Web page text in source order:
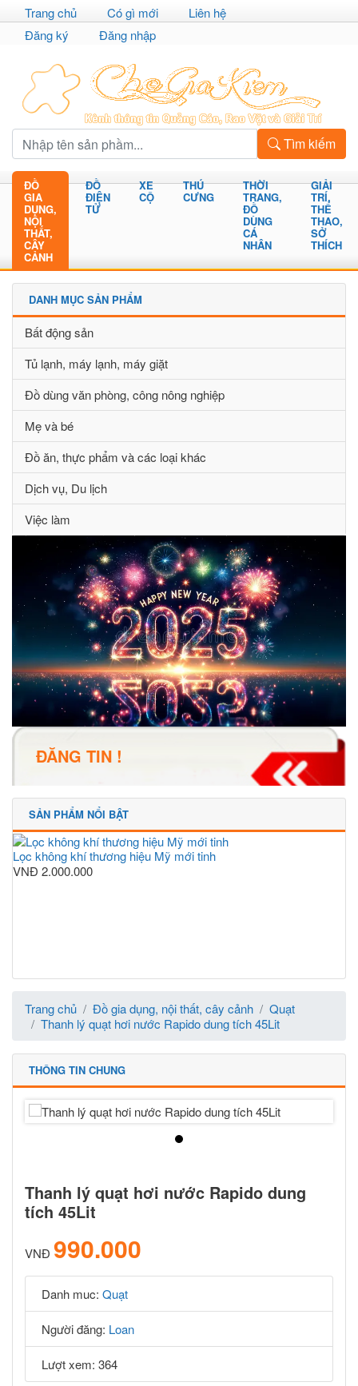
Trang chủ Có gì mới
Liên hệ
Đăng ký
Đăng nhập
Tìm kiếm
ĐỒ
GIA
DỤNG,
NỘI
THẤT,
CÂY
CẢNH
ĐỒ
ĐIỆN
TỬ
XE
CỘ
THÚ
CƯNG
THỜI
TRANG,
ĐỒ
DÙNG
CÁ
NHÂN
GIẢI
TRÍ,
THỂ
THAO,
SỞ
THÍCH
DANH MỤC SẢN PHẨM
Bất động sản
Tủ lạnh, máy lạnh, máy giặt
Đồ dùng văn phòng, công nông nghiệp
Mẹ và bé
Đồ ăn, thực phẩm và các loại khác
Dịch vụ, Du lịch
Việc làm
ĐĂNG TIN !
SẢN PHẨM NỔI BẬT
Lọc không khí thương hiệu Mỹ mới tinh
VNĐ 2.000.000
Trang chủ Đồ gia dụng, nội thất, cây cảnh
Quạt
Thanh lý quạt hơi nước Rapido dung tích 45Lit
THÔNG TIN CHUNG
Thanh lý quạt hơi nước Rapido dung
tích 45Lit
VNĐ 990.000
Danh muc: Quạt
Người đăng: Loan
Lượt xem: 364